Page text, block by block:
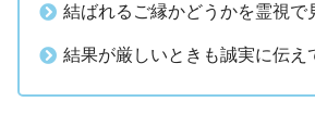
結ばれるご縁かどうかを霊視で
結果が厳しいときも誠実に伝え